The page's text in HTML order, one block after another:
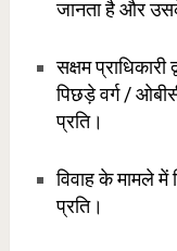
जानता है और
सक्षम
पिछड़े वर्ग /
प्रति।
विवाह के मामले में
प्रति।